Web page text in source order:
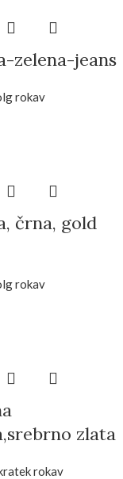
zelena-jeans
rokav
črna, gold
rokav
zlata
rokav